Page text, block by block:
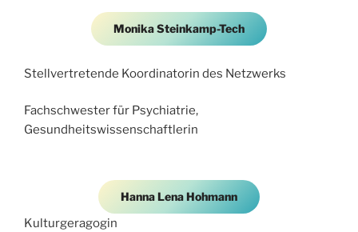
Monika Steinkamp-Tech
Stellvertretende Koordinatorin des Netzwerks
Fachschwester für Psychiatrie,
Gesundheitswissenschaftlerin
Hanna Lena Hohmann
Kulturgeragogin